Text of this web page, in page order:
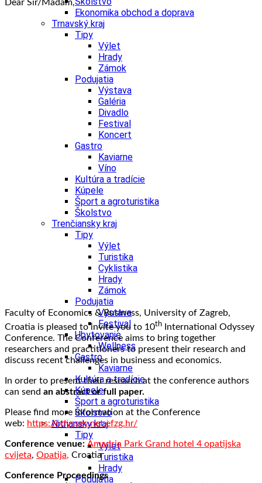
Ekonomika obchod a doprava
Trnavský kraj
Tipy
Výlet
Hrady
Zámok
Podujatia
Výstava
Galéria
Divadlo
Festival
Koncert
Gastro
Kaviarne
Víno
Kultúra a tradície
Kúpele
Šport a agroturistika
Školstvo
Trenčiansky kraj
Tipy
Výlet
Turistika
Cyklistika
Hrady
Zámok
Podujatia
Výstava
Festival
Ubytovanie
Wellness
Gastro
Kaviarne
Kultúra a tradície
Kúpele
Šport a agroturistika
Školstvo
Nitriansky kraj
Tipy
Výlet
Turistika
Hrady
Podujatia
Dear Sir/Madam,
Faculty of Economics & Business, University of Zagreb,
Croatia is pleased to invite you to 10th International Odyssey
Conference. The Conference aims to bring together
researchers and practitioners to present their research and
discuss recent challenges in business and economics.
In order to present their research at the conference authors
can send an abstract or full paper.
Please find more information at the Conference
web: https://odyssey.net.efzg.hr/
Conference venue: Amadria Park Grand hotel 4 opatijska
cvijeta, Opatija, Croatia
Conference Proceedings